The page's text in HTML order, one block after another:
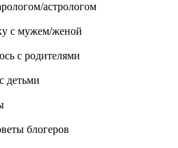
астрологом
с мужем/женой
с родителями
детьми
блогеров